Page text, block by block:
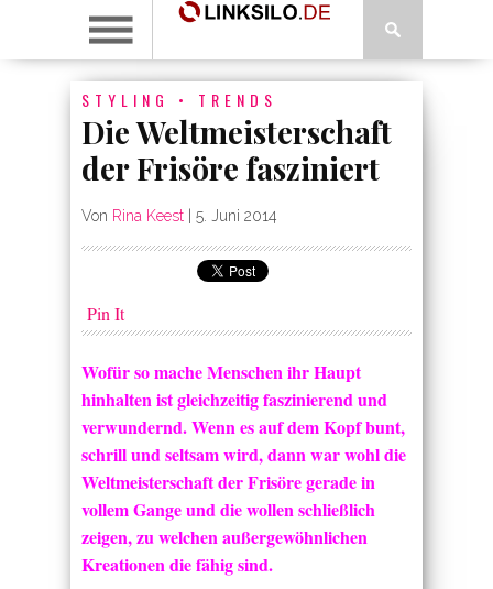
STYLING • TRENDS
Die Weltmeisterschaft
der Frisöre fasziniert
Von Rina Keest 5. Juni 2014
Pin It
Wofür so mache Menschen ihr Haupt
hinhalten ist gleichzeitig faszinierend und
verwundernd. Wenn es auf dem Kopf bunt,
schrill und seltsam wird, dann war wohl die
Weltmeisterschaft der Frisöre gerade in
vollem Gange und die wollen schließlich
zeigen, zu welchen außergewöhnlichen
Kreationen die fähig sind.